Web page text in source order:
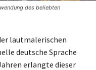
des beliebten
lautmalerischen
deutsche Sprache
erlangte dieser